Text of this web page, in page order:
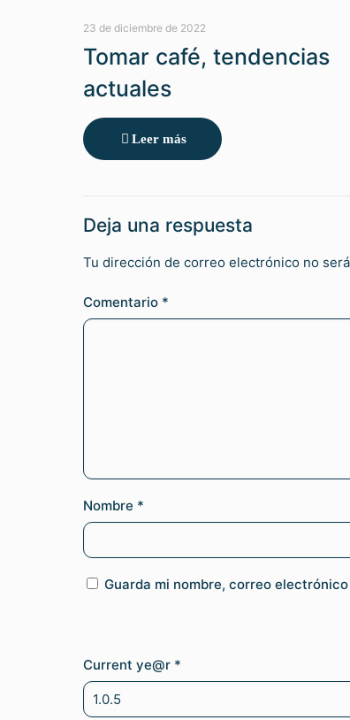
23 de diciembre de 2022
Tomar café, tendencias
actuales
Leer más
Deja una respuesta
Tu dirección de correo electrónico no
Comentario *
Nombre *
Guarda mi nombre, correo
Current ye@r *